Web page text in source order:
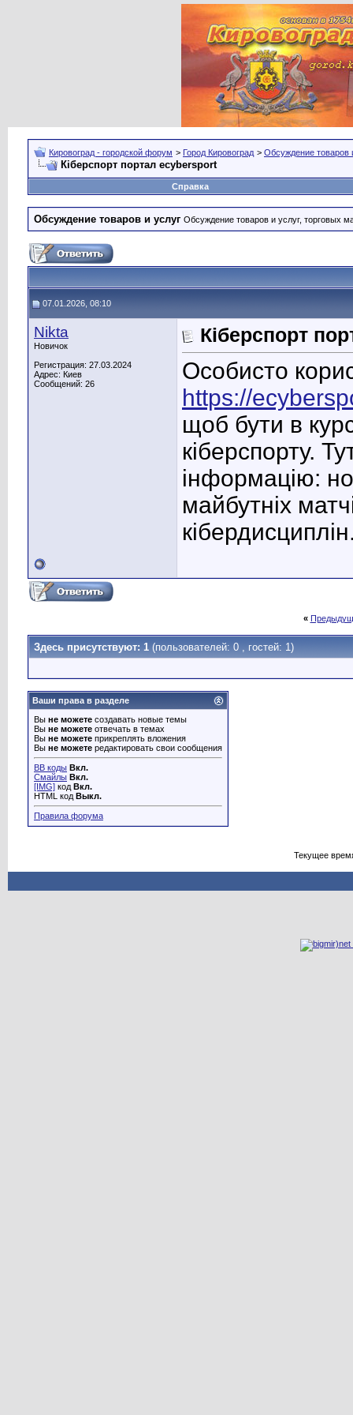
Кировоград - городской форум > Город Кировоград > Обсуждение товаров
Кіберспорт портал ecybersport
Справка
Обсуждение товаров и услуг Обсуждение товаров и услуг, торговых
07.01.2026, 08:10
Nikta
Новичок
Регистрация: 27.03.2024
Адрес: Киев
Сообщений: 26
Кіберспорт
Особисто
https://
щоб бути в
кіберспорту.
інформацію:
майбутніх
«
Здесь присутствуют: 1 (пользователей: 0 , гостей: 1)
Ваши права в разделе
Вы не можете создавать новые темы
Вы не можете отвечать в темах
Вы не можете прикреплять вложения
Вы не можете редактировать свои сообщения
BB коды Вкл.
Смайлы Вкл.
[IMG] код Вкл.
HTML код Выкл.
Правила форума
Текущее